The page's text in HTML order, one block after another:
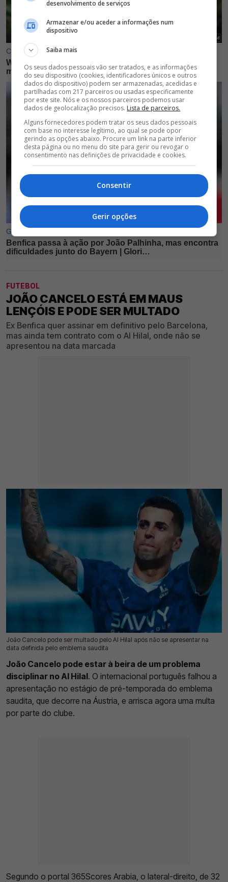
FUTEBOL
JOÃO CANCELO ESTÁ EM MAUS
LENÇÓIS E PODE SER MULTADO
Ex Benfica quer assinar em definitivo pelo Barcelona,
mas ainda tem contrato com o Al Hilal, onde não se
apresentou na data marcada
João Cancelo pode ser multado pelo Al Hilal após não se apresentar na
data definida pelo emblema saudita
31 Jul 2026 | 13:23 | 0
João Cancelo pode estar à beira de um problema
disciplinar no Al Hilal. O internacional português falhou a
apresentação no estágio de pré-temporada do emblema
saudita, que decorre na Áustria, e arrisca agora uma multa
por parte do clube.
Segundo o portal 365Scores Arabia, o lateral-direito, de 32
desenvolvimento de serviços
Armazenar e/ou aceder a informações num
dispositivo
Saiba mais
Os seus dados pessoais vão ser tratados, e as informações
do seu dispositivo (cookies, identificadores únicos e outros
dados do dispositivo) podem ser armazenadas, acedidas e
partilhadas com 217 parceiros ou usadas especificamente
por este site. Nós e os nossos parceiros podemos usar
dados de geolocalização precisos. Lista de parceiros.
Alguns fornecedores podem tratar os seus dados pessoais
com base no interesse legítimo, ao qual se pode opor
gerindo as opções abaixo. Procure um link na parte inferior
desta página ou no menu do site para gerir ou revogar o
consentimento nas definições de privacidade e cookies.
Consentir
Gerir opções